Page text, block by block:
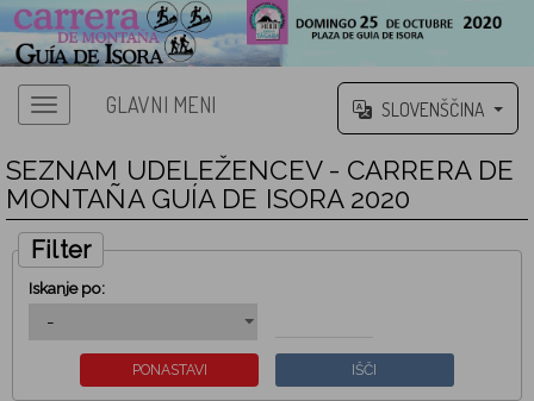
GLAVNI MENI SLOVENŠČINA
SEZNAM UDELEŽENCEV - CARRERA DE
MONTAÑA GUÍA DE ISORA 2020
Filter
Iskanje po: